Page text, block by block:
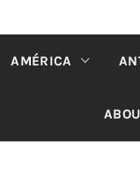
AMÉRICA